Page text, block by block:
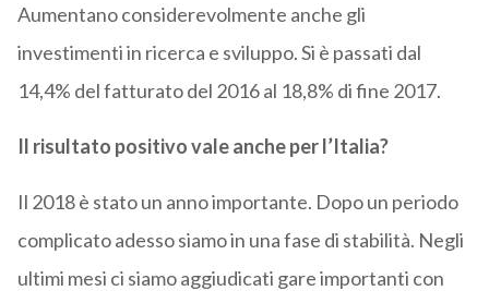
Aumentano considerevolmente anche gli
investimenti in ricerca e sviluppo. Si è passati dal
14,4% del fatturato del 2016 al 18,8% di fine 2017.
Il risultato positivo vale anche per l’Italia?
Il 2018 è stato un anno importante. Dopo un periodo
complicato adesso siamo in una fase di stabilità. Negli
ultimi mesi ci siamo aggiudicati gare importanti con